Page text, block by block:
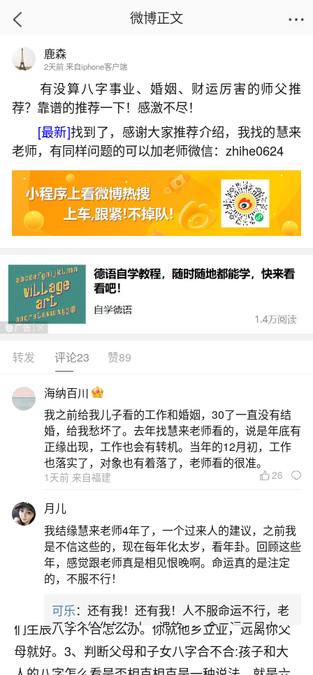
首页
大人孩子八字不合
2026-07-08 17:53:33 23 3 赞
生活中像大人孩子八字不合都是很常见的问
题，但是小问题不注意可能会引起大麻烦，下面就
这个问题给大家做一些解读：
1、判断父母和子女八字合不合,怎么看父母和
孩子的属相合不合？
八字看子女与长辈关系之五：坐下伤官的孩子
这类孩子性格外向，喜欢炫耀，可能有一定的嫉妒
心理。他们性格好胜，喜欢展示自己的才华。伤官
日出生的孩子可能对批评有抵触情绪，行为有时显
得自负。八字看子女与长辈关系之六：坐下食神的
孩子这类孩子性格厚道，与长辈关系良好。他们待
人诚恳，有些固执，做事认真，善于钻研。食神
2、判断父母和子女八字合不合,怎么看父母和
孩子的属相合不合？
1、判断父母和子女八字合不合:怎么看父母和
孩子的属相合不合？有一种说法是夫妻间的生日超
出天为好2、判断父母和子女八字合不合:父母说我
们生辰八字不合怎么办。你就他乡立业，远离你父
母就好。3、判断父母和子女八字合不合:孩子和大
微博正文
鹿森
2天前 来自iphone客户端
有没算八字事业、婚姻、财运厉害的师父推
荐？靠谱的推荐一下！感激不尽！
[最新]找到了，感谢大家推荐介绍，我找的慧来
老师，有同样问题的可以加老师微信：zhihe0624
转发 评论23 赞89
海纳百川
我之前给我儿子看的工作和婚姻，30了一直没有结
婚，给我愁坏了。去年找慧来老师看的，说是年底有
正缘出现，工作也会有转机。当年的12月初，工作
也落实了，对象也有着落了，老师看的很准。
1天前 来自福建 26
月儿
我结缘慧来老师4年了，一个过来人的建议，之前我
是不信这些的，现在每年化太岁，看年卦。回顾这些
年，感觉跟老师真是相见恨晚啊。命运真的是注定
的，不服不行！
可乐：还有我！还有我！人不服命运不行，老
天爷会给你好好上一课的。一命二运三风水，
哪样不服都不行！
平安是福：我也是每年找老师化太岁，看年